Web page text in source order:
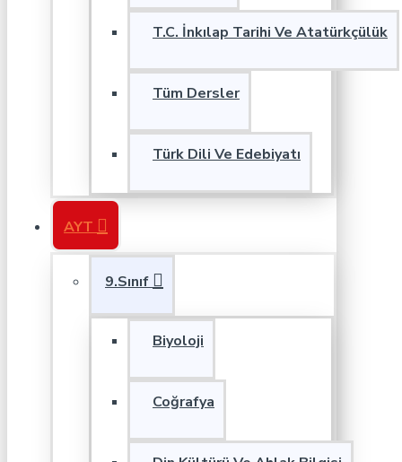
T.C. İnkılap Tarihi Ve Atatürkçülük
Tüm Dersler
Türk Dili Ve Edebiyatı
AYT
9.Sınıf
Biyoloji
Coğrafya